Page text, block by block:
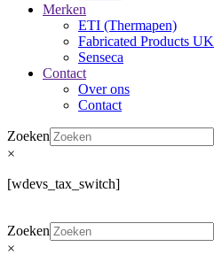
Merken
ETI (Thermapen)
Fabricated Products UK
Senseca
Contact
Over ons
Contact
Zoeken
×
[wdevs_tax_switch]
Zoeken
×